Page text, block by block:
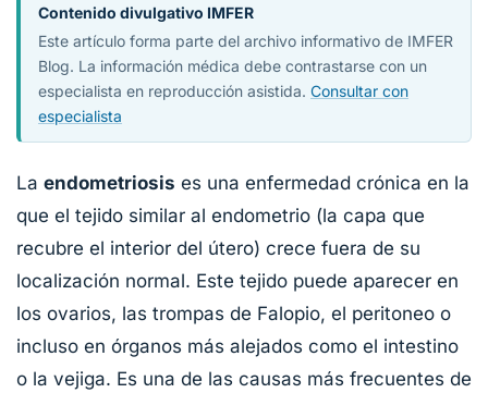
Contenido divulgativo IMFER
Este artículo forma parte del archivo informativo de IMFER
Blog. La información médica debe contrastarse con un
especialista en reproducción asistida. Consultar con
especialista
La endometriosis es una enfermedad crónica en la
que el tejido similar al endometrio (la capa que
recubre el interior del útero) crece fuera de su
localización normal. Este tejido puede aparecer en
los ovarios, las trompas de Falopio, el peritoneo o
incluso en órganos más alejados como el intestino
o la vejiga. Es una de las causas más frecuentes de